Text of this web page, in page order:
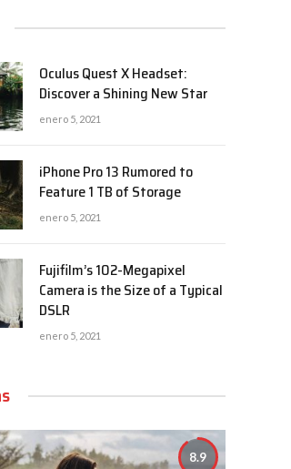
Oculus Quest X Headset:
Discover a Shining New Star
enero 5, 2021
iPhone Pro 13 Rumored to
Feature 1 TB of Storage
enero 5, 2021
Fujifilm’s 102-Megapixel
Camera is the Size of a Typical
DSLR
enero 5, 2021
8.9